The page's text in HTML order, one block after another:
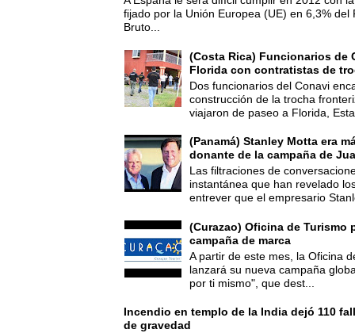
fijado por la Unión Europea (UE) en 6,3% del
Bruto...
(Costa Rica) Funcionarios de
Florida con contratistas de
Dos funcionarios del Conavi
construcción de la trocha
viajaron de paseo a Florida,
(Panamá) Stanley Motta era
donante de la campaña de
Las filtraciones de
instantánea que han revelado
entrever que el empresario
(Curazao) Oficina de Turismo
campaña de marca
A partir de este mes, la Oficina
lanzará su nueva campaña
por ti mismo", que dest...
Incendio en templo de la India dejó 110
de gravedad